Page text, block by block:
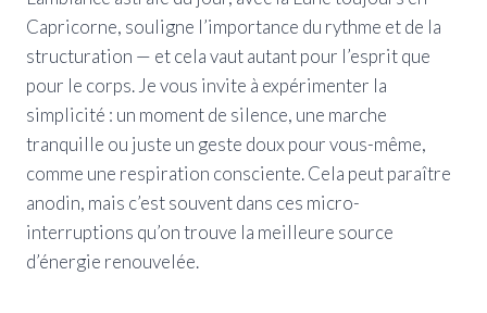
Capricorne, souligne l’importance du rythme et de la
structuration — et cela vaut autant pour l’esprit que
pour le corps. Je vous invite à expérimenter la
simplicité : un moment de silence, une marche
tranquille ou juste un geste doux pour vous-même,
comme une respiration consciente. Cela peut paraître
anodin, mais c’est souvent dans ces micro-
interruptions qu’on trouve la meilleure source
d’énergie renouvelée.